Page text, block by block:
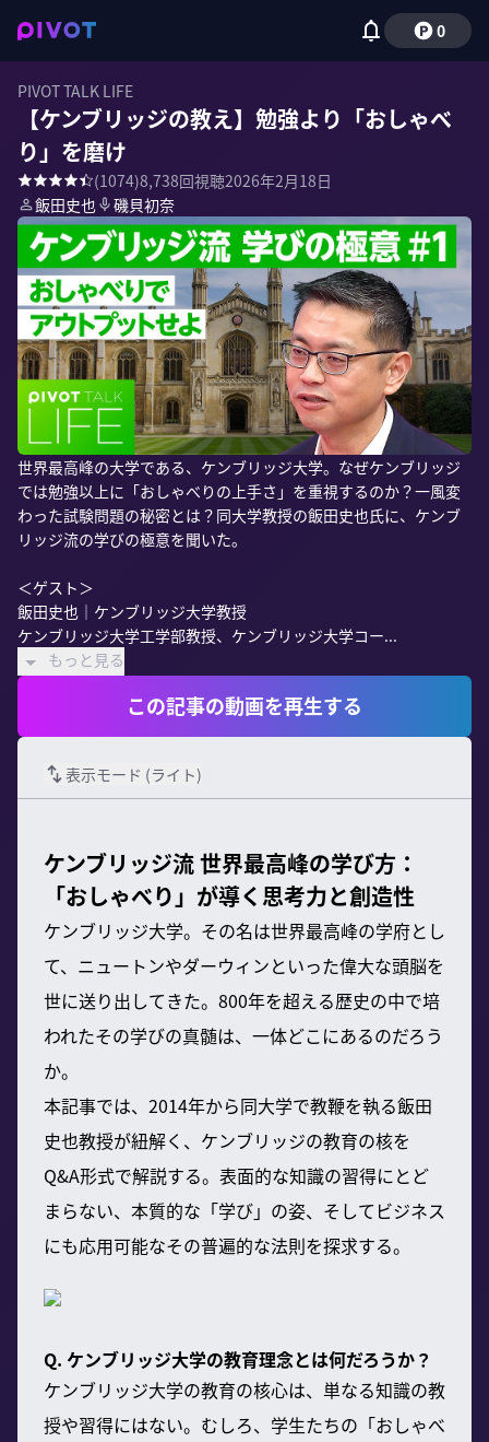
0
PIVOT TALK LIFE
【ケンブリッジの教え】勉強より「おしゃべ
り」を磨け
(1074)8,738回視聴2026年2月18日
飯田史也
磯貝初奈
世界最高峰の大学である、ケンブリッジ大学。なぜケンブリッジ
では勉強以上に「おしゃべりの上手さ」を重視するのか？一風変
わった試験問題の秘密とは？同大学教授の飯田史也氏に、ケンブ
リッジ流の学びの極意を聞いた。
＜ゲスト＞
飯田史也｜ケンブリッジ大学教授
ケンブリッジ大学工学部教授、ケンブリッジ大学コー...
もっと見る
この記事の動画を再生する
表示モード (ライト)
ケンブリッジ流 世界最高峰の学び方：
「おしゃべり」が導く思考力と創造性
ケンブリッジ大学。その名は世界最高峰の学府とし
て、ニュートンやダーウィンといった偉大な頭脳を
世に送り出してきた。800年を超える歴史の中で培
われたその学びの真髄は、一体どこにあるのだろう
か。
本記事では、2014年から同大学で教鞭を執る飯田
史也教授が紐解く、ケンブリッジの教育の核を
Q&A形式で解説する。表面的な知識の習得にとど
まらない、本質的な「学び」の姿、そしてビジネス
にも応用可能なその普遍的な法則を探求する。
Q. ケンブリッジ大学の教育理念とは何だろうか？
ケンブリッジ大学の教育の核心は、単なる知識の教
授や習得にはない。むしろ、学生たちの「おしゃべ